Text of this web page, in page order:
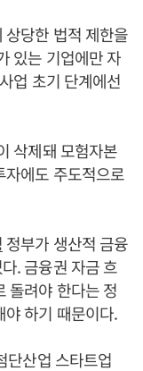
당한 법적 제한을
있는 기업에만 자
업 초기 단계에선
삭제돼 모험자본
자에도 주도적으로
정부가 생산적 금융
. 금융권 자금 흐
돌려야 한다는 정
하기 때문이다.
단산업 스타트업